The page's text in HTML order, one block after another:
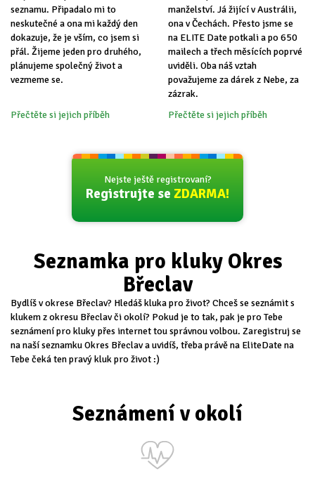
seznamu. Připadalo mi to
neskutečné a ona mi každý den
dokazuje, že je vším, co jsem si
přál. Žijeme jeden pro druhého,
plánujeme společný život a
vezmeme se.
Přečtěte si jejich příběh
manželství. Já žijící v Austrálii,
ona v Čechách. Přesto jsme se
na ELITE Date potkali a po 650
mailech a třech měsících poprvé
uviděli. Oba náš vztah
považujeme za dárek z Nebe, za
zázrak.
Přečtěte si jejich příběh
Nejste ještě registrovaní?
Registrujte se ZDARMA!
Seznamka pro kluky Okres
Břeclav
Bydlíš v okrese Břeclav? Hledáš kluka pro život? Chceš se seznámit s
klukem z okresu Břeclav či okolí? Pokud je to tak, pak je pro Tebe
seznámení pro kluky přes internet tou správnou volbou. Zaregistruj se
na naší seznamku Okres Břeclav a uvidíš, třeba právě na EliteDate na
Tebe čeká ten pravý kluk pro život :)
Seznámení v okolí